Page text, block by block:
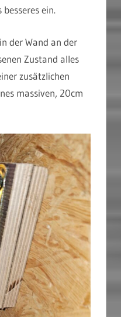
ein.
der Wand an der
Zustand alles
zusätzlichen
massiven, 20cm